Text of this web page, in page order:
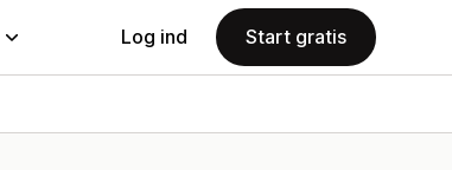
Log ind Start gratis